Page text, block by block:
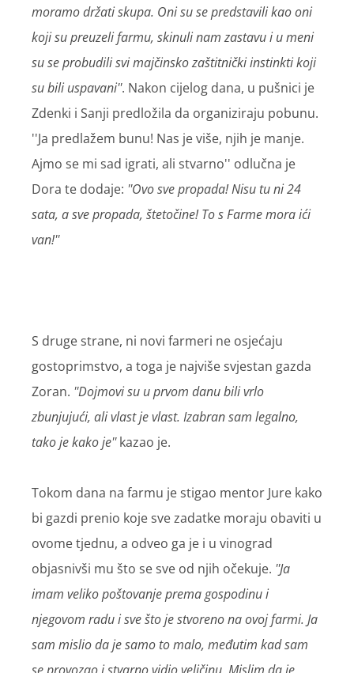
moramo držati skupa. Oni su se predstavili kao oni
koji su preuzeli farmu, skinuli nam zastavu i u meni
su se probudili svi majčinsko zaštitnički instinkti koji
su bili uspavani''. Nakon cijelog dana, u pušnici je
Zdenki i Sanji predložila da organiziraju pobunu.
''Ja predlažem bunu! Nas je više, njih je manje.
Ajmo se mi sad igrati, ali stvarno'' odlučna je
Dora te dodaje: ''Ovo sve propada! Nisu tu ni 24
sata, a sve propada, štetočine! To s Farme mora ići
van!''
S druge strane, ni novi farmeri ne osjećaju
gostoprimstvo, a toga je najviše svjestan gazda
Zoran. ''Dojmovi su u prvom danu bili vrlo
zbunjujući, ali vlast je vlast. Izabran sam legalno,
tako je kako je''kazao je.
Tokom dana na farmu je stigao mentor Jure kako
bi gazdi prenio koje sve zadatke moraju obaviti u
ovome tjednu, a odveo ga je i u vinograd
objasnivši mu što se sve od njih očekuje. ''Ja
imam veliko poštovanje prema gospodinu i
njegovom radu i sve što je stvoreno na ovoj farmi. Ja
sam mislio da je samo to malo, međutim kad sam
se provozao i stvarno vidio veličinu. Mislim da je